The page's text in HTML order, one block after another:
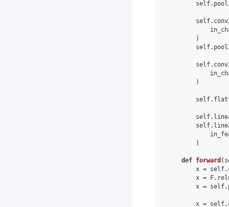
self.
self.
)
self.
self.
)
self.
self.
self.
)
def forward (
x = self.
x = F.
x = self.
x = self.